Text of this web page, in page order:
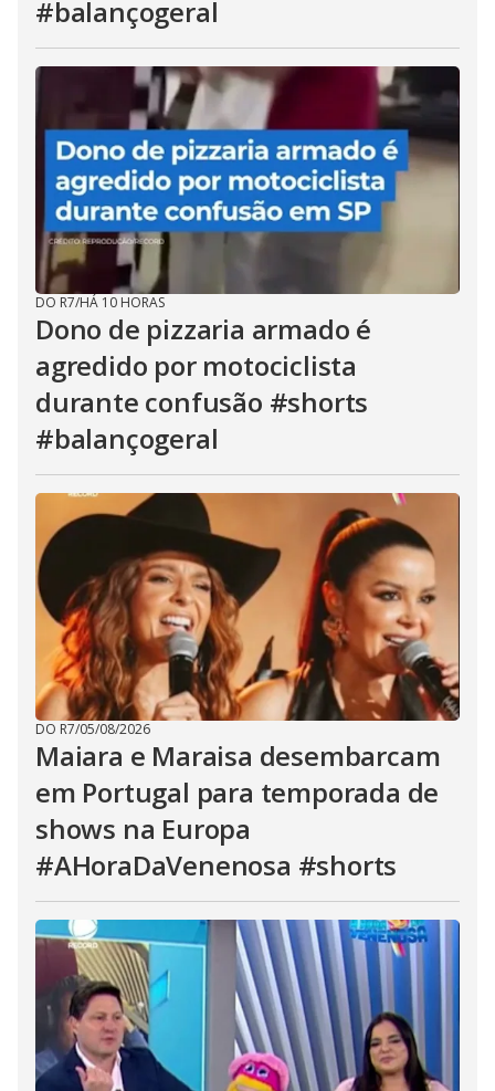
#balançogeral
DO R7/HÁ 10 HORAS
Dono de pizzaria armado é
agredido por motociclista
durante confusão #shorts
#balançogeral
DO R7/05/08/2026
Maiara e Maraisa desembarcam
em Portugal para temporada de
shows na Europa
#AHoraDaVenenosa #shorts